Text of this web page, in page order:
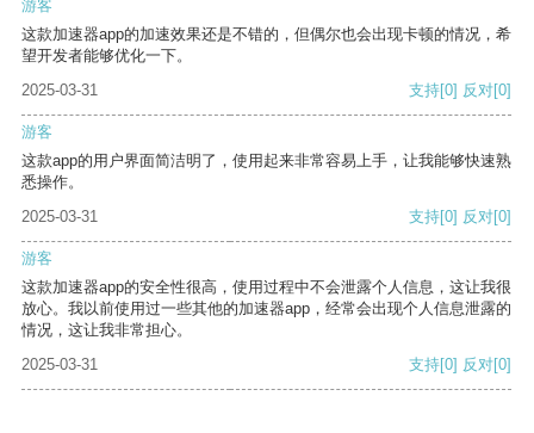
游客
这款加速器app的加速效果还是不错的，但偶尔也会出现卡顿的情况，希
望开发者能够优化一下。
2025-03-31
支持[0] 反对[0]
游客
这款app的用户界面简洁明了，使用起来非常容易上手，让我能够快速熟
悉操作。
2025-03-31
支持[0] 反对[0]
游客
这款加速器app的安全性很高，使用过程中不会泄露个人信息，这让我很
放心。我以前使用过一些其他的加速器app，经常会出现个人信息泄露的
情况，这让我非常担心。
2025-03-31
支持[0] 反对[0]